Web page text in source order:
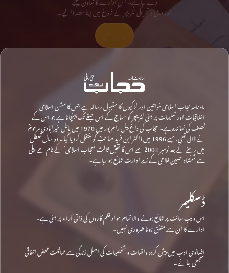
اور دینی و تحریکی لٹریچر کے فروغ میں اپنا حصہ ڈالیے۔
ماہ نامہ حجاب اسلامی خواتین اور لڑکیوں کا مقبول رسالہ ہے جس کا مشن اسلامی
اخلاقیات اور تعلیمات پر مبنی لٹریچر کو سماج کے اس طبقے تک پہنچانا ہے جو اس کے
نصف کی نمائندہ ہے۔ حجاب کی داغ بیل رام پور میں 1970 میں مائل خیرآبادی مرحومؒ
نے ڈالی تھی، جسے 1996 میں ڈاکٹر ابن فرید صاحبؒ کو منتقل کردیا گیا۔ دو سال تعطل
میں رہنے کے بعد نومبر 2003 سے اس کا نقشِ ثالث ‘حجاب اسلامی’ کے نام سے دہلی
سے شمشاد حسین فلاحی کے زیرِ ادارت شائع ہو رہا ہے۔
ڈسکلیمر
اس ویب سائٹ پر شائع ہونے والا تمام مواد قلم کاروں کی ذاتی آراء پر مبنی ہے۔
ادارے کا ان سے متفق ہونا ضروری نہیں۔
افسانوی ادب میں پیش کردہ واقعات و شخصیات کی اصل زندگی سے مماثلت محض اتفاقی
سمجھی جائے۔